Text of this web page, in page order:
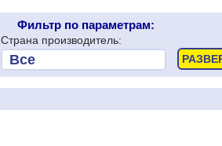
Фильтр по параметрам:
Страна производитель: